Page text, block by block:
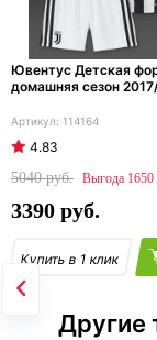
Ювентус Детская
домашняя сезон
114164
4.83
5040
1650
3390
Другие